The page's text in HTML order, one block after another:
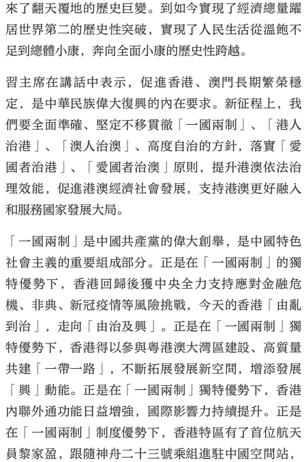
來了翻天覆地的歷史巨變。到如今實現了經濟總量躍
居世界第二的歷史性突破，實現了人民生活從溫飽不
足到總體小康，奔向全面小康的歷史性跨越。
習主席在講話中表示，促進香港、澳門長期繁榮穩
定，是中華民族偉大復興的內在要求。新征程上，我
們要全面準確、堅定不移貫徹「一國兩制」、「港人
治港」、「澳人治澳」、高度自治的方針，落實「愛
國者治港」、「愛國者治澳」原則，提升港澳依法治
理效能，促進港澳經濟社會發展，支持港澳更好融入
和服務國家發展大局。
「一國兩制」是中國共產黨的偉大創舉，是中國特色
社會主義的重要組成部分。正是在「一國兩制」的獨
特優勢下，香港回歸後獲中央全力支持應對金融危
機、非典、新冠疫情等風險挑戰，今天的香港「由亂
到治」，走向「由治及興」。正是在「一國兩制」獨
特優勢下，香港得以參與粵港澳大灣區建設、高質量
共建「一帶一路」，不斷拓展發展新空間，增添發展
「興」動能。正是在「一國兩制」獨特優勢下，香港
內聯外通功能日益增強，國際影響力持續提升。正是
在「一國兩制」制度優勢下，香港特區有了首位航天
員黎家盈，跟隨神舟二十三號乘組進駐中國空間站，